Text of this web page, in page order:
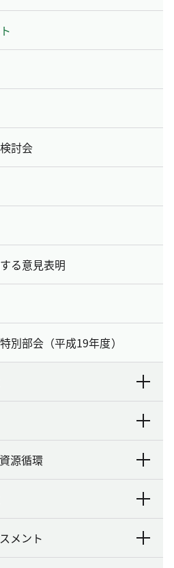
討会
る意見表明
別部会（平成19年度）
源循環
メント